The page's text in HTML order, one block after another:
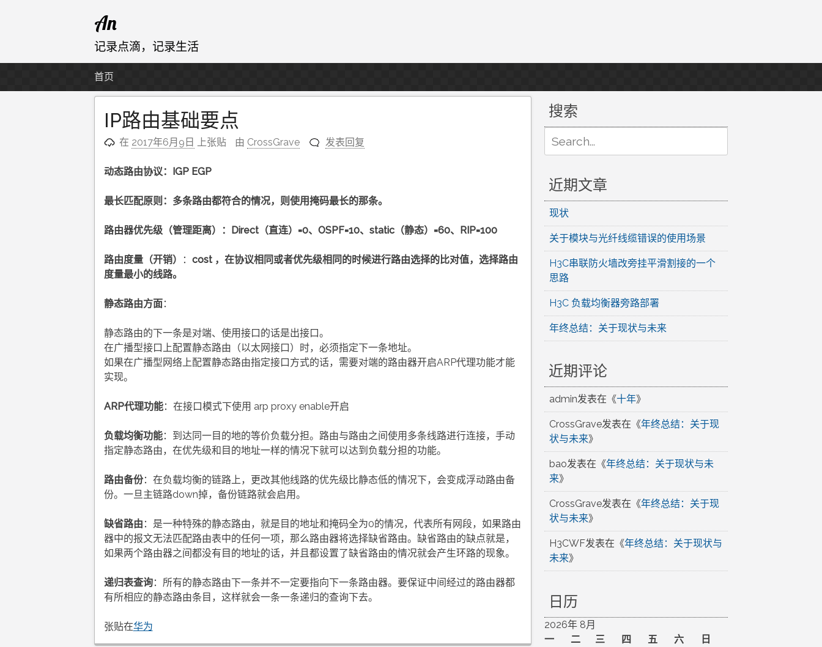
跳
至
内
An
记录点滴，记录生活
首页
IP路由基础要点
在 2017年6月9日 上张贴 由 CrossGrave 发表回复
动态路由协议：IGP EGP
最长匹配原则：多条路由都符合的情况，则使用掩码最长的那条。
路由器优先级（管理距离）：Direct（直连）=0、OSPF=10、static（静态）=60、RIP=100
路由度量（开销） ： cost ，在协议相同或者优先级相同的时候进行路由选择的比对值，选择路由
度量最小的线路。
静态路由方面：
静态路由的下一条是对端、使用接口的话是出接口。
在广播型接口上配置静态路由（以太网接口）时，必须指定下一条地址。
如果在广播型网络上配置静态路由指定接口方式的话，需要对端的路由器开启ARP代理功能才能
实现。
ARP代理功能：在接口模式下使用 arp proxy enable开启
负载均衡功能：到达同一目的地的等价负载分担。路由与路由之间使用多条线路进行连接，手动
指定静态路由，在优先级和目的地址一样的情况下就可以达到负载分担的功能。
路由备份：在负载均衡的链路上，更改其他线路的优先级比静态低的情况下，会变成浮动路由备
份。一旦主链路down掉，备份链路就会启用。
缺省路由 ：是一种特殊的静态路由，就是目的地址和掩码全为0的情况，代表所有网段，如果路由
器中的报文无法匹配路由表中的任何一项，那么路由器将选择缺省路由。缺省路由的缺点就是，
如果两个路由器之间都没有目的地址的话，并且都设置了缺省路由的情况就会产生环路的现象。
递归表查询：所有的静态路由下一条并不一定要指向下一条路由器。要保证中间经过的路由器都
有所相应的静态路由条目，这样就会一条一条递归的查询下去。
张贴在华为
搜索
for:
近期文章
现状
关于模块与光纤线缆错误的使用场景
H3C串联防火墙改旁挂平滑割接的一个
思路
H3C 负载均衡器旁路部署
年终总结：关于现状与未来
近期评论
admin发表在《十年》
CrossGrave发表在《年终总结：关于现
状与未来》
bao发表在《年终总结：关于现状与未
来》
CrossGrave发表在《年终总结：关于现
状与未来》
H3CWF发表在《年终总结：关于现状与
未来》
日历
2026年 8月
一
二 三 四 五 六
日